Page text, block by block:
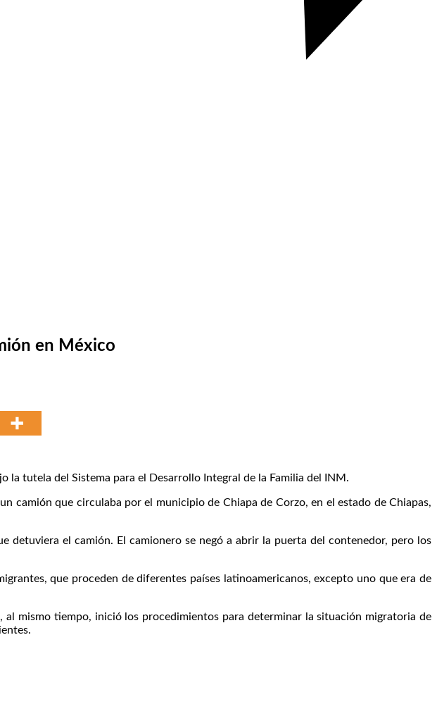
en México
la tutela del Sistema para el Desarrollo Integral de la Familia del INM.
camión que circulaba por el municipio de Chiapa de Corzo, en el estado de Chiapas,
detuviera el camión. El camionero se negó a abrir la puerta del contenedor, pero los
que proceden de diferentes países latinoamericanos, excepto uno que era de
mismo tiempo, inició los procedimientos para determinar la situación migratoria de